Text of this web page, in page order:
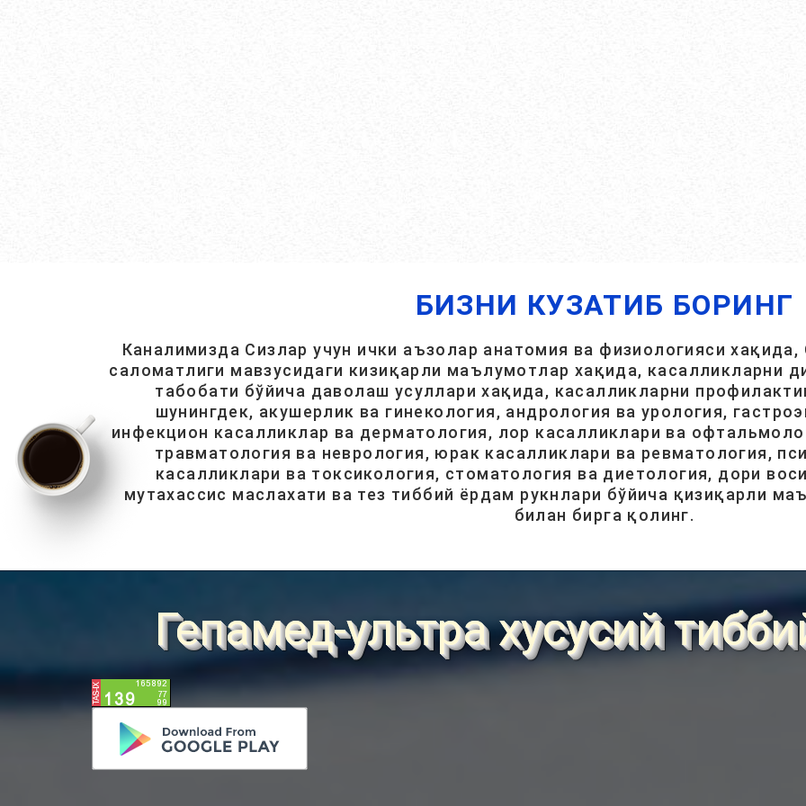
БИЗНИ КУЗАТИБ БОРИНГ
Каналимизда Сизлар учун ички аъзолар анатомия ва физиологияси хақида,
саломатлиги мавзусидаги кизиқарли маълумотлар хақида, касалликларни
табобати бўйича даволаш усуллари хақида, касалликларни
шунингдек, акушерлик ва гинекология, андрология ва урология,
инфекцион касалликлар ва дерматология, лор касалликлари ва
травматология ва неврология, юрак касалликлари ва ревматология,
касалликлари ва токсикология, стоматология ва диетология, дори
мутахассис маслахати ва тез тиббий ёрдам рукнлари бўйича қизиқарли
билан бирга қолинг.
Гепамед-ультра хусусий